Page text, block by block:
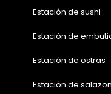
Estación de sushi
Estación de
Estación de ostras
Estación de